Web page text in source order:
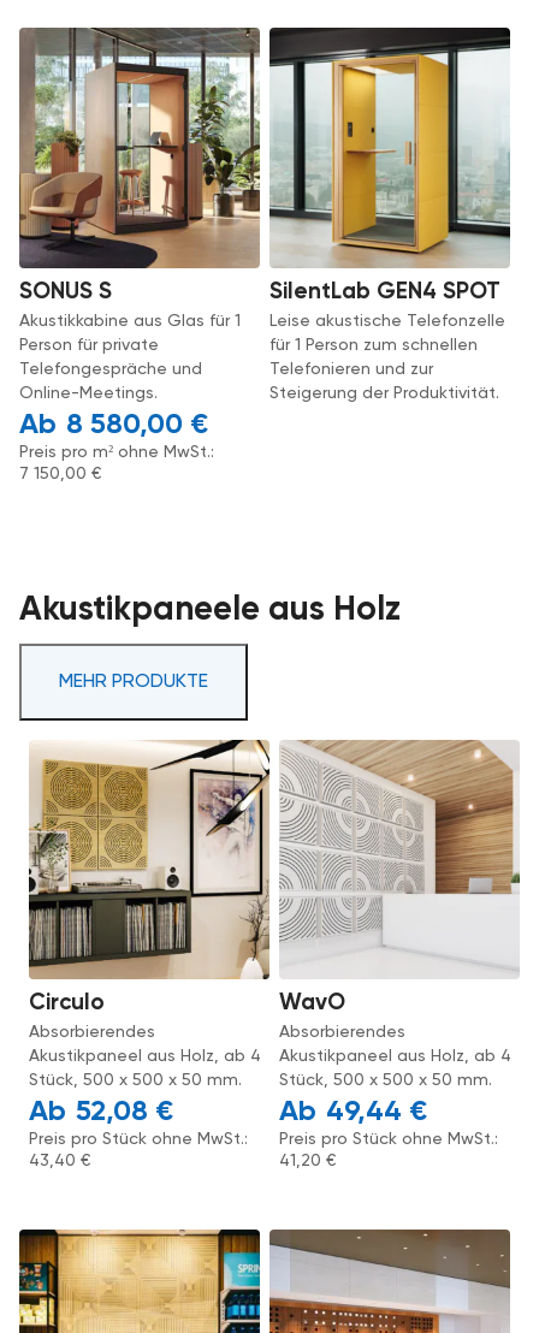
SONUS S
Akustikkabine aus Glas für 1
Person für private
Telefongespräche und
Online-Meetings.
8 580,00 €
Preis pro m² ohne MwSt.:
7 150,00 €
SilentLab GEN4 SPOT
Leise akustische Telefonzelle
für 1 Person zum schnellen
Telefonieren und zur
Steigerung der Produktivität.
Akustikpaneele aus Holz
MEHR PRODUKTE
Circulo
Absorbierendes
Akustikpaneel aus Holz, ab 4
Stück, 500 x 500 x 50 mm.
52,08 €
Preis pro Stück ohne MwSt.:
43,40€
WavO
Absorbierendes
Akustikpaneel aus Holz, ab 4
Stück, 500 x 500 x 50 mm.
49,44 €
Preis pro Stück ohne MwSt.:
41,20€